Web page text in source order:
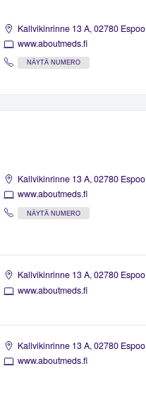
Kallvikinrinne 13 A, 02780 Espoo
www.aboutmeds.fi
NÄYTÄ NUMERO
Kallvikinrinne 13 A, 02780 Espoo
www.aboutmeds.fi
NÄYTÄ NUMERO
Kallvikinrinne 13 A, 02780 Espoo
www.aboutmeds.fi
Kallvikinrinne 13 A, 02780 Espoo
www.aboutmeds.fi